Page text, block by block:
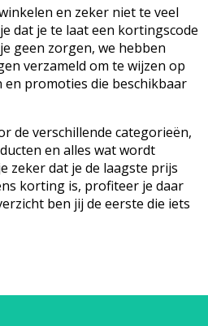
en zeker niet te veel
dat je te laat een kortingscode
geen zorgen, we hebben
verzameld om te wijzen op
en promoties die beschikbaar
de verschillende categorieën,
en alles wat wordt
zeker dat je de laagste prijs
korting is, profiteer je daar
ben jij de eerste die iets